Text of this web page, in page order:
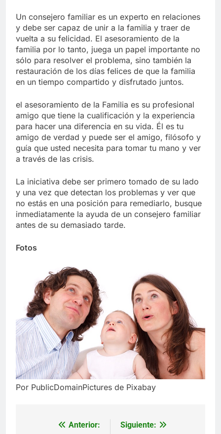
Un consejero familiar es un experto en relaciones
y debe ser capaz de unir a la familia y traer de
vuelta a su felicidad. El asesoramiento de la
familia por lo tanto, juega un papel importante no
sólo para resolver el problema, sino también la
restauración de los días felices de que la familia
en un tiempo compartido y disfrutado juntos.
el asesoramiento de la Familia es su profesional
amigo que tiene la cualificación y la experiencia
para hacer una diferencia en su vida. Él es tu
amigo de verdad y puede ser el amigo, filósofo y
guía que usted necesita para tomar tu mano y ver
a través de las crisis.
La iniciativa debe ser primero tomado de su lado
y una vez que detectan los problemas y ver que
no estás en una posición para remediarlo, busque
inmediatamente la ayuda de un consejero familiar
antes de su demasiado tarde.
Fotos
Por PublicDomainPictures de Pixabay
Navegación
Anterior: Siguiente: